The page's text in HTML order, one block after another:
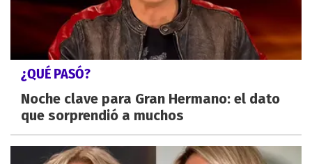
¿QUÉ PASÓ?
Noche clave para Gran Hermano: el dato
que sorprendió a muchos